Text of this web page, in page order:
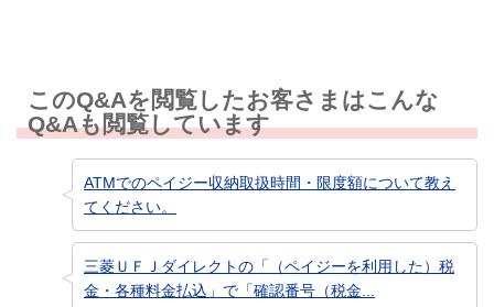
このQ&Aを閲覧したお客さまはこんな
Q&Aも閲覧しています
ATMでのペイジー収納取扱時間・限度額について教え
てください。
三菱ＵＦＪダイレクトの「（ペイジーを利用した）税
金・各種料金払込」で「確認番号（税金...